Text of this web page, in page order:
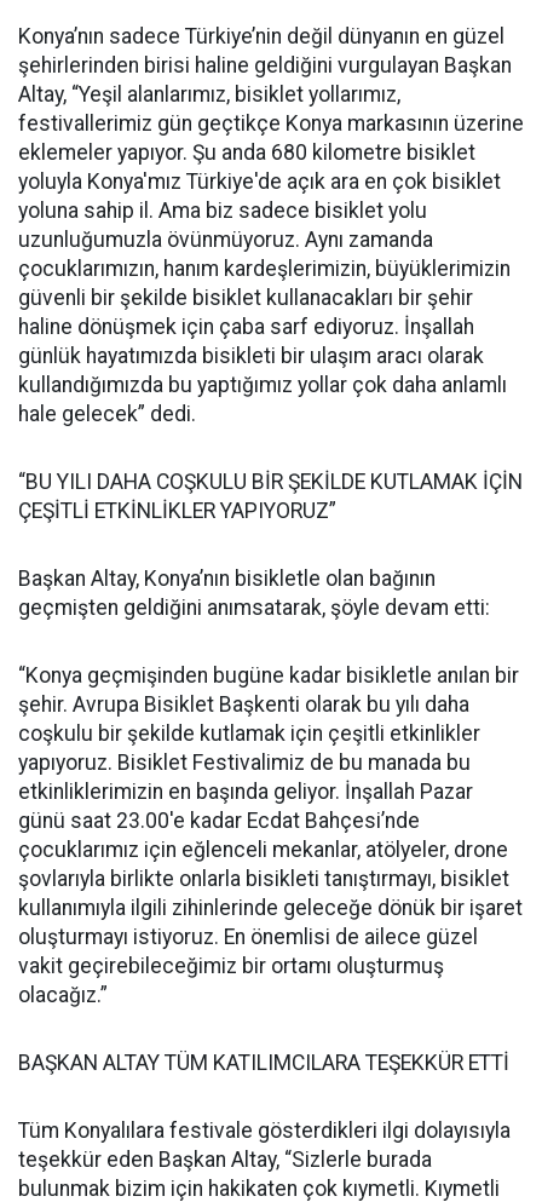
Konya’nın sadece Türkiye’nin değil dünyanın en güzel
şehirlerinden birisi haline geldiğini vurgulayan Başkan
Altay, “Yeşil alanlarımız, bisiklet yollarımız,
festivallerimiz gün geçtikçe Konya markasının üzerine
eklemeler yapıyor. Şu anda 680 kilometre bisiklet
yoluyla Konya'mız Türkiye'de açık ara en çok bisiklet
yoluna sahip il. Ama biz sadece bisiklet yolu
uzunluğumuzla övünmüyoruz. Aynı zamanda
çocuklarımızın, hanım kardeşlerimizin, büyüklerimizin
güvenli bir şekilde bisiklet kullanacakları bir şehir
haline dönüşmek için çaba sarf ediyoruz. İnşallah
günlük hayatımızda bisikleti bir ulaşım aracı olarak
kullandığımızda bu yaptığımız yollar çok daha anlamlı
hale gelecek” dedi.
“BU YILI DAHA COŞKULU BİR ŞEKİLDE KUTLAMAK İÇİN
ÇEŞİTLİ ETKİNLİKLER YAPIYORUZ”
Başkan Altay, Konya’nın bisikletle olan bağının
geçmişten geldiğini anımsatarak, şöyle devam etti:
“Konya geçmişinden bugüne kadar bisikletle anılan bir
şehir. Avrupa Bisiklet Başkenti olarak bu yılı daha
coşkulu bir şekilde kutlamak için çeşitli etkinlikler
yapıyoruz. Bisiklet Festivalimiz de bu manada bu
etkinliklerimizin en başında geliyor. İnşallah Pazar
günü saat 23.00'e kadar Ecdat Bahçesi’nde
çocuklarımız için eğlenceli mekanlar, atölyeler, drone
şovlarıyla birlikte onlarla bisikleti tanıştırmayı, bisiklet
kullanımıyla ilgili zihinlerinde geleceğe dönük bir işaret
oluşturmayı istiyoruz. En önemlisi de ailece güzel
vakit geçirebileceğimiz bir ortamı oluşturmuş
olacağız.”
BAŞKAN ALTAY TÜM KATILIMCILARA TEŞEKKÜR ETTİ
Tüm Konyalılara festivale gösterdikleri ilgi dolayısıyla
teşekkür eden Başkan Altay, “Sizlerle burada
bulunmak bizim için hakikaten çok kıymetli. Kıymetli